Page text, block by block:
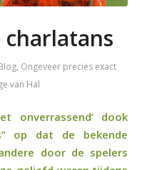
, Ongeveer precies exact
van Hal
onverrassend’ dook
op dat de bekende
door de spelers